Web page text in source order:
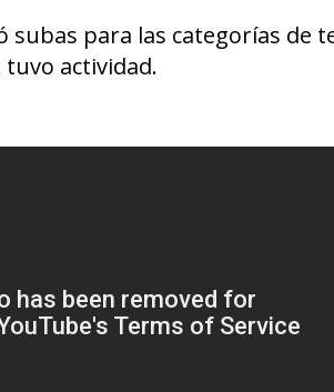
subas para las categorías de
tuvo actividad.